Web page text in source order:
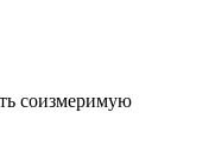
соизмеримую